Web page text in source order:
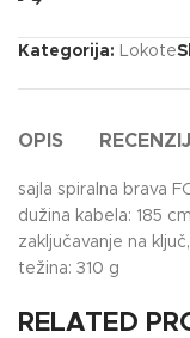
Kategorija: Lokote
OPIS
sajla spiralna brava
dužina kabela: 185
zaključavanje na
težina: 310 g
RELATED